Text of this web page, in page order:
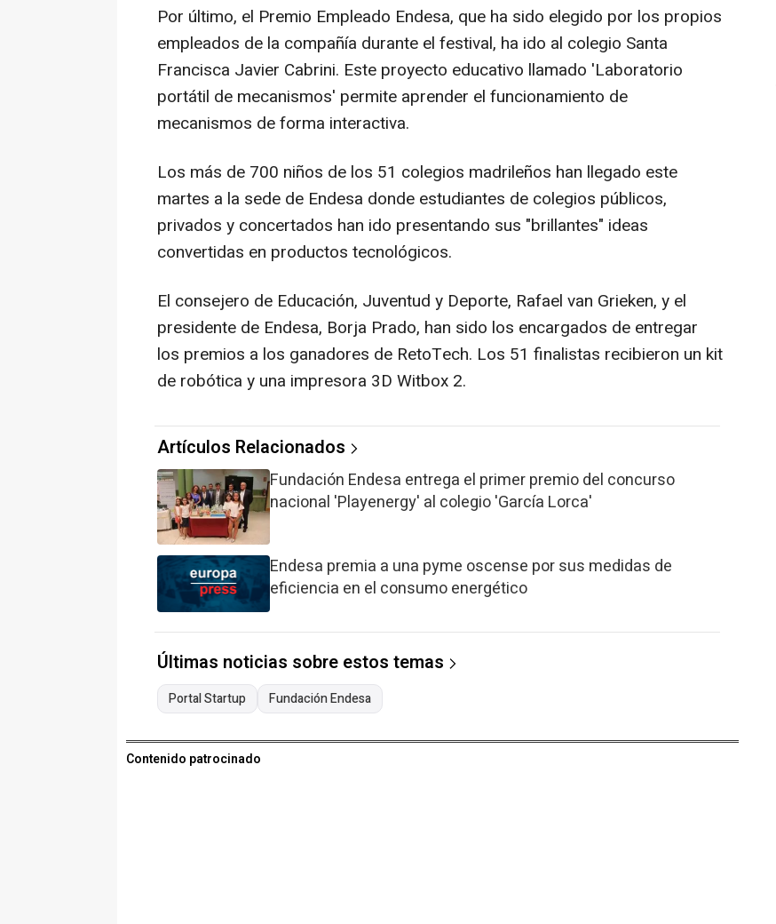
Por último, el Premio Empleado Endesa, que ha sido elegido por los propios
empleados de la compañía durante el festival, ha ido al colegio Santa
Francisca Javier Cabrini. Este proyecto educativo llamado 'Laboratorio
portátil de mecanismos' permite aprender el funcionamiento de
mecanismos de forma interactiva.
Los más de 700 niños de los 51 colegios madrileños han llegado este
martes a la sede de Endesa donde estudiantes de colegios públicos,
privados y concertados han ido presentando sus "brillantes" ideas
convertidas en productos tecnológicos.
El consejero de Educación, Juventud y Deporte, Rafael van Grieken, y el
presidente de Endesa, Borja Prado, han sido los encargados de entregar
los premios a los ganadores de RetoTech. Los 51 finalistas recibieron un kit
de robótica y una impresora 3D Witbox 2.
Artículos Relacionados
Fundación Endesa entrega el primer premio del concurso
nacional 'Playenergy' al colegio 'García Lorca'
Endesa premia a una pyme oscense por sus medidas de
eficiencia en el consumo energético
Últimas noticias sobre estos temas
Portal Startup Fundación Endesa
Contenido patrocinado